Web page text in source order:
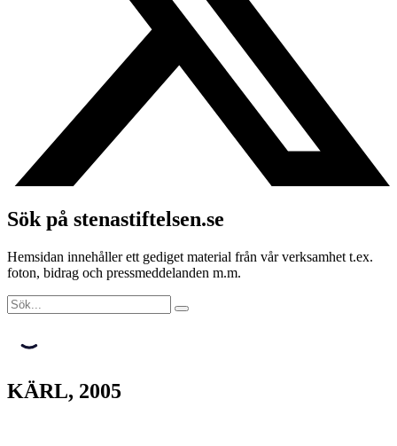
Sök på stenastiftelsen.se
Hemsidan innehåller ett gediget material från vår verksamhet t.ex.
foton, bidrag och pressmeddelanden m.m.
KÄRL, 2005